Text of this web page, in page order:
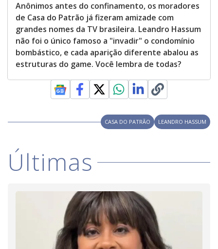
Anônimos antes do confinamento, os moradores
de Casa do Patrão já fizeram amizade com
grandes nomes da TV brasileira. Leandro Hassum
não foi o único famoso a "invadir" o condomínio
bombástico, e cada aparição diferente abalou as
estruturas do game. Você lembra de todas?
CASA DO PATRÃO LEANDRO HASSUM
Últimas